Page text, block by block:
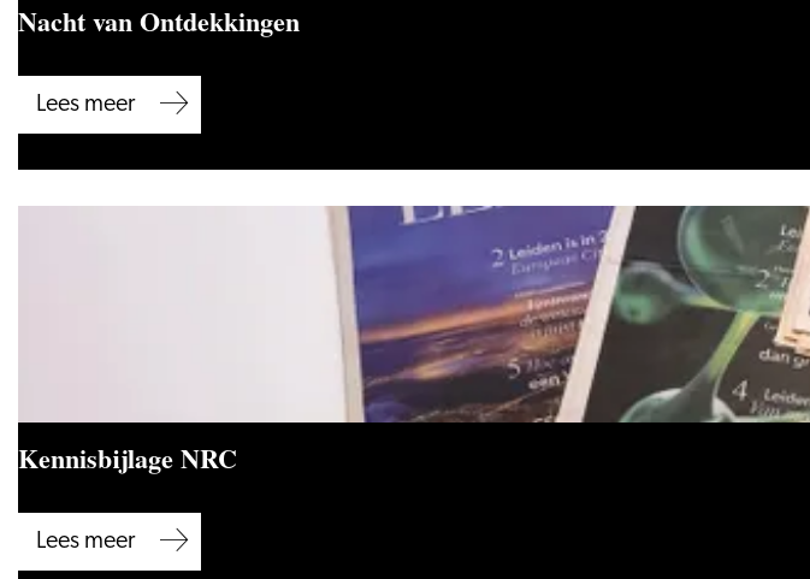
Nacht van Ontdekkingen
Nacht
van
Ontdekkingen
Lees meer
Kennisbijlage NRC
Kennisbijlage
NRC
Lees meer